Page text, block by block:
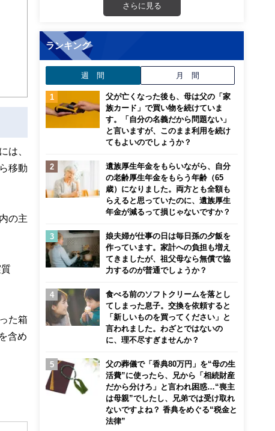
は、
移動
の主
た箱
含め
さらに見る
ランキング
週 間 月 間
父が亡くなった後も、母は父の「家
族カード」で買い物を続けていま
す。「自分の名義だから問題ない」
と言いますが、このまま利用を続け
てもよいのでしょうか？
遺族厚生年金をもらいながら、自分
の老齢厚生年金をもらう年齢（65
歳）になりました。両方とも全額も
らえると思っていたのに、遺族厚生
年金が減るって損じゃないですか？
娘夫婦が仕事の日は毎日孫の夕飯を
作っています。家計への負担も増え
てきましたが、祖父母なら無償で協
力するのが普通でしょうか？
食べる前のソフトクリームを落とし
てしまった息子。交換を依頼すると
「新しいものを買ってください」と
言われました。わざとではないの
に、理不尽すぎませんか？
父の葬儀で「香典80万円」を“母の生
活費”に使ったら、兄から「相続財産
だから分けろ」と言われ困惑…“喪主
は母親”でしたし、兄弟では受け取れ
ないですよね？ 香典をめぐる“税金と
法律”